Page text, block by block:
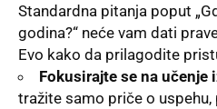
Standardna pitanja poput
godina?“ neće vam dati
Evo kako da prilagodite
Fokusirajte se na učenje
tražite samo priče o